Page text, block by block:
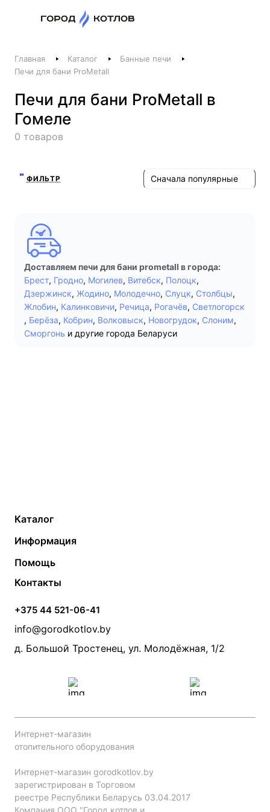
Телефоны
+375 44 511-06-41
+375 29 237-06-41
Котлы и отопление
+375 44 521-06-41
Заказать звонок
Главная Каталог
Банные печи
Печи для бани ProMetall
Печи для бани ProMetall в
Гомеле
0 товаров
ФИЛЬТР Сначала популярные
Доставляем печи для бани prometall в города:
Брест, Гродно, Могилев, Витебск, Полоцк,
Дзержинск, Жодино, Молодечно, Слуцк, Столбцы,
Жлобин, Калинковичи, Речица, Рогачёв, Светлогорск
, Берёза, Кобрин, Волковыск, Новогрудок, Слоним,
Сморгонь и другие города Беларуси
Каталог
Твердотопливные котлы
Электрические котлы
Банные печи
Камины и печи
Теплый пол
Радиаторы
Насосы
Дымоходы
Информация
Контакты
Статьи
Акции
Производители
Помощь
Монтаж систем отопления
Прайс по монтажу систем отопления
Проект систем отопления
Контакты
+375 44 521-06-41
info@gorodkotlov.by
д. Большой Тростенец, ул. Молодёжная, 1/2
Интернет-магазин
отопительного оборудования
Интернет-магазин gorodkotlov.by
зарегистрирован в Торговом
реестре Республики Беларусь 03.04.2017
Компания ООО "Город котлов и